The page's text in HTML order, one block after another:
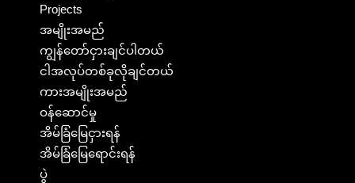
Projects
အမျိုးအမည်
ကျွန်တော်ငှားချင်ပါတယ်
ငါအလုပ်တစ်ခုလိုချင်တယ်
ကားအမျိုးအမည်
ဝန်ဆောင်မှု
အိမ်ခြံမြေငှားရန်
အိမ်ခြံမြေရောင်းရန်
ပွဲ